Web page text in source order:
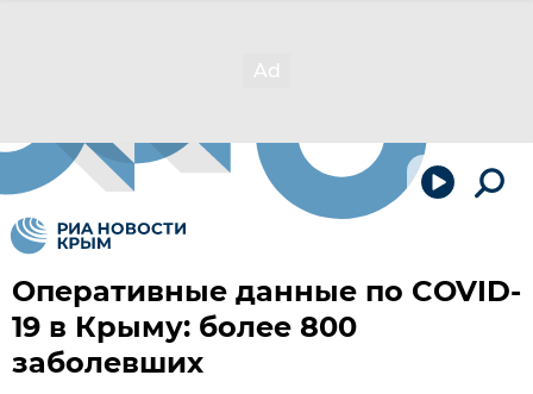
Оперативные данные по COVID-
19 в Крыму: более 800
заболевших